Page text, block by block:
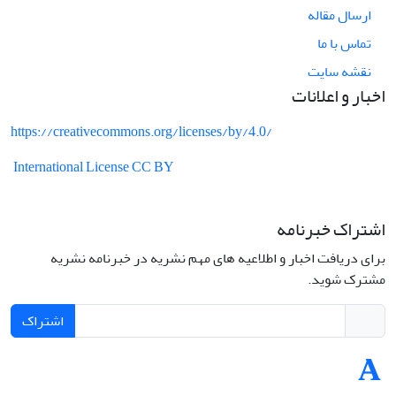
ارسال مقاله
تماس با ما
نقشه سایت
اخبار و اعلانات
https://creativecommons.org/licenses/by/4.0/
International License CC BY
اشتراک خبرنامه
برای دریافت اخبار و اطلاعیه های مهم نشریه در خبرنامه نشریه
مشترک شوید.
اشتراک